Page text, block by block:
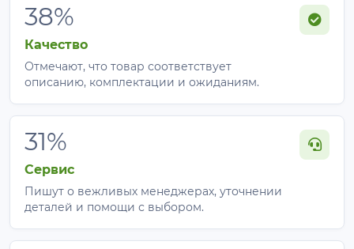
Как правильно укладывать
Agreen 50 черное?
Очистите почвуот сорняков, разрыхлите и
внесите удобрения.
Стелют любой стороной. На стыках делайте
Закрепите края скобами
присыпьте землей каждые 60-90 см.
посадки и высадите растения.
капельную ленту под ним.
38%
Качество
Отмечают, что товар соответствует
описанию, комплектации и ожиданиям.
31%
Сервис
Пишут о вежливых менеджерах, уточнении
деталей и помощи с выбором.